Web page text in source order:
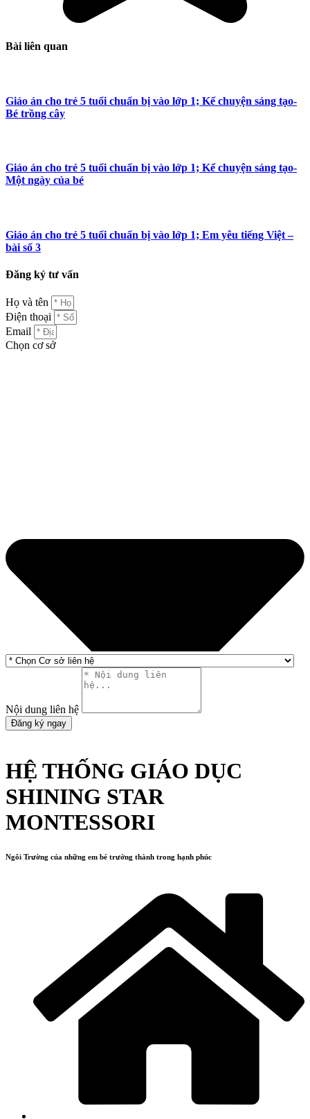
Bài liên quan
Giáo án cho trẻ 5 tuổi chuẩn bị vào lớp 1; Kể chuyện sáng tạo-
Bé trồng cây
Giáo án cho trẻ 5 tuổi chuẩn bị vào lớp 1; Kể chuyện sáng tạo-
Một ngày của bé
Giáo án cho trẻ 5 tuổi chuẩn bị vào lớp 1; Em yêu tiếng Việt –
bài số 3
Đăng ký tư vấn
Họ và tên
Điện thoại
Email
Chọn cơ sở
Nội dung liên hệ
Đăng ký ngay
HỆ THỐNG GIÁO DỤC
SHINING STAR
MONTESSORI
Ngôi Trường của những em bé trưởng thành trong hạnh phúc